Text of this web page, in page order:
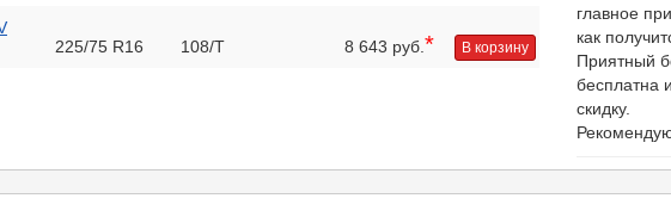
225/75 R16
108/T 8 643 руб. * В корзину
главное
как
Приятный
бесплатна
скидку.